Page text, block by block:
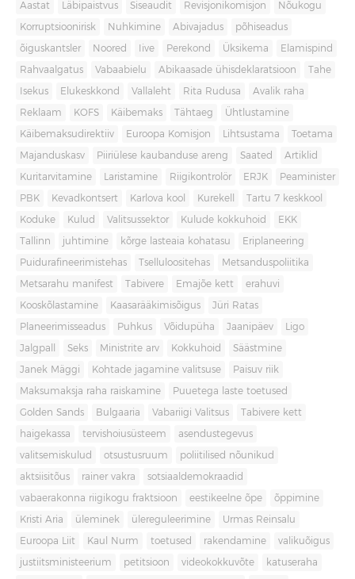
Aastat Läbipaistvus Siseaudit Revisjonikomisjon Nõukogu
Korruptsioonirisk Nuhkimine Abivajadus põhiseadus
õiguskantsler Noored Iive Perekond Üksikema Elamispind
Rahvaalgatus Vabaabielu Abikaasade ühisdeklaratsioon Tahe
Isekus Elukeskkond Vallaleht Rita Rudusa Avalik raha
Reklaam KOFS Käibemaks Tähtaeg Ühtlustamine
Käibemaksudirektiiv Euroopa Komisjon Lihtsustama Toetama
Majanduskasv Piiriülese kaubanduse areng Saated Artiklid
Kuritarvitamine Laristamine Riigikontrolör ERJK Peaminister
PBK Kevadkontsert Karlova kool Kurekell Tartu 7 keskkool
Koduke Kulud Valitsussektor Kulude kokkuhoid EKK
Tallinn juhtimine kõrge lasteaia kohatasu Eriplaneering
Puidurafineerimistehas Tselluloositehas Metsanduspoliitika
Metsarahu manifest Tabivere Emajõe kett erahuvi
Kooskõlastamine Kaasarääkimisõigus Jüri Ratas
Planeerimisseadus Puhkus Võidupüha Jaanipäev Ligo
Jalgpall Seks Ministrite arv Kokkuhoid Säästmine
Janek Mäggi Kohtade jagamine valitsuse Paisuv riik
Maksumaksja raha raiskamine Puuetega laste toetused
Golden Sands Bulgaaria Vabariigi Valitsus Tabivere kett
haigekassa tervishoiusüsteem asendustegevus
valitsemiskulud otsustusruum poliitilised nõunikud
aktsiisitõus rainer vakra sotsiaaldemokraadid
vabaerakonna riigikogu fraktsioon eestikeelne õpe õppimine
Kristi Aria üleminek ülereguleerimine Urmas Reinsalu
Euroopa Liit Kaul Nurm toetused rakendamine valikuõigus
justiitsministeerium petitsioon videokokkuvõte katuseraha